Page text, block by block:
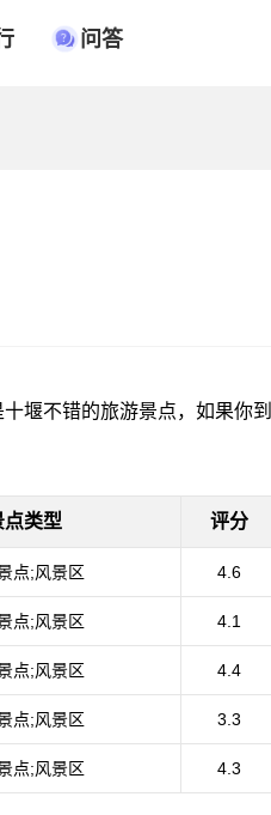
问答
堰不错的旅游景点，如果你到
点类型 评分
点;风景区 4.6
点;风景区 4.1
点;风景区 4.4
点;风景区 3.3
点;风景区 4.3